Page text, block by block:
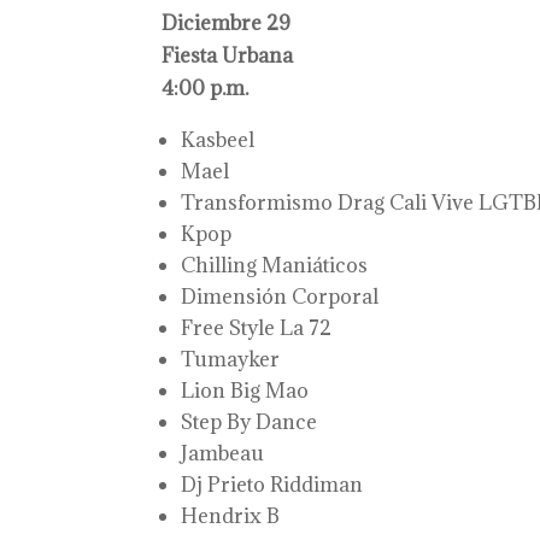
Diciembre 29
Fiesta Urbana
4:00 p.m.
Kasbeel
Mael
Transformismo Drag Cali Vive
Kpop
Chilling Maniáticos
Dimensión Corporal
Free Style La 72
Tumayker
Lion Big Mao
Step By Dance
Jambeau
Dj Prieto Riddiman
Hendrix B